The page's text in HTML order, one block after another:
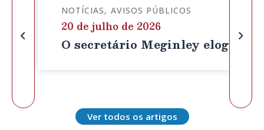
NOTÍCIAS AVISOS PÚBLICOS
20 de julho de 2026
O secretário Meginley elogia o
Ver todos os artigos